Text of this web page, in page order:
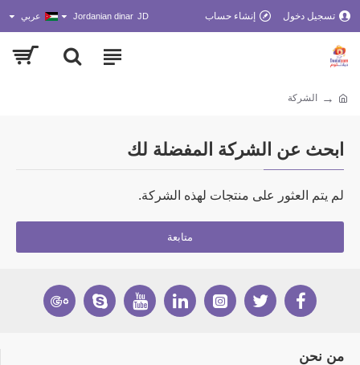
تسجيل دخول إنشاء حساب JD
Jordanian dinar عربي
الشركة
ابحث عن الشركة المفضلة لك
لم يتم العثور على منتجات لهذه الشركة.
متابعة
من نحن